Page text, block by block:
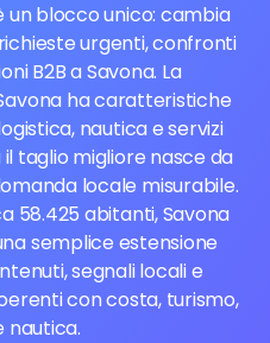
un blocco unico: cambia
urgenti, confronti
B2B a Savona. La
ha caratteristiche
nautica e servizi
taglio migliore nasce da
locale misurabile.
58.425 abitanti, Savona
semplice estensione
segnali locali e
con costa, turismo,
nautica.